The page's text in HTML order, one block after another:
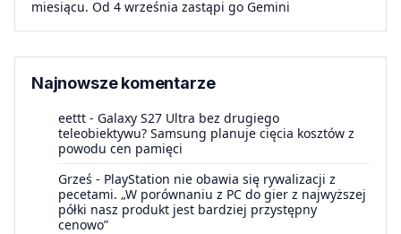
miesiącu. Od 4 września zastąpi go Gemini
Najnowsze komentarze
eettt - Galaxy S27 Ultra bez drugiego
teleobiektywu? Samsung planuje cięcia kosztów z
powodu cen pamięci
Grześ - PlayStation nie obawia się rywalizacji z
pecetami. „W porównaniu z PC do gier z najwyższej
półki nasz produkt jest bardziej przystępny
cenowo”